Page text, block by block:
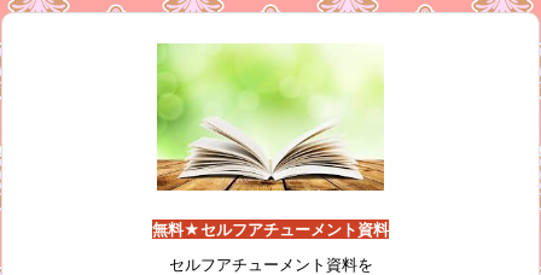
無料★セルフアチューメント資料
セルフアチューメント資料を